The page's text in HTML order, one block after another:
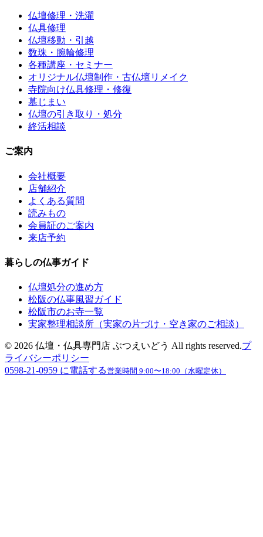
仏壇修理・洗濯
仏具修理
仏壇移動・引越
数珠・腕輪修理
各種講座・セミナー
オリジナル仏壇制作・古仏壇リメイク
寺院向け仏具修理・修復
墓じまい
仏壇の引き取り・処分
終活相談
ご案内
会社概要
店舗紹介
よくある質問
読みもの
会員証のご案内
来店予約
暮らしの仏事ガイド
仏壇処分の進め方
松阪の仏事風習ガイド
松阪市のお寺一覧
実家整理相談所（実家の片づけ・空き家のご相談）
© 2026 仏壇・仏具専門店 ぶつえいどう All rights reserved.プ
ライバシーポリシー
0598-21-0959 に電話する営業時間 9:00〜18:00（水曜定休）